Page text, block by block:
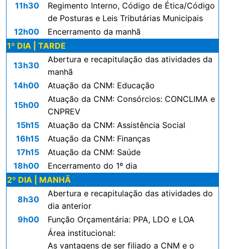
11h30
Regimento Interno, Código de Ética/Código
de Posturas e Leis Tributárias Municipais
12h00
Encerramento da manhã
1º DIA | TARDE
13h30
Abertura e recapitulação das atividades da
manhã
14h00
Atuação da CNM: Educação
15h00
Atuação da CNM: Consórcios: CONCLIMA e
CNPREV
15h15
Atuação da CNM: Assistência Social
16h15
Atuação da CNM: Finanças
17h15
Atuação da CNM: Saúde
18h00
Encerramento do 1º dia
2º DIA | MANHÃ
8h30
Abertura e recapitulação das atividades do
dia anterior
9h00
Função Orçamentária: PPA, LDO e LOA
Área institucional:
As vantagens de ser filiado a CNM e o